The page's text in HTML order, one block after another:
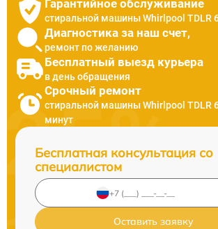
Гарантийное обслуживание
стиральной машины Whirlpool TDLR
Диагностика за наш счет,
ремонт по желанию
Бесплатный выезд курьера
в день обращения
Срочный ремонт
стиральной машины Whirlpool TDLR
минут
Бесплатная консультация со
специалистом
Оставить заявку